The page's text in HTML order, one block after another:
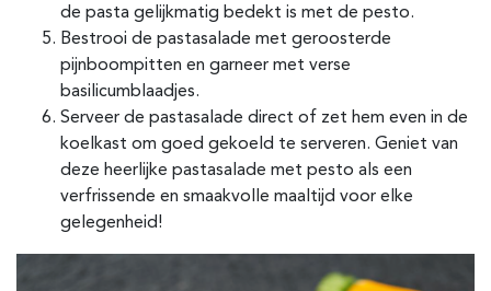
de pasta gelijkmatig bedekt is met de pesto.
Bestrooi de pastasalade met geroosterde
pijnboompitten en garneer met verse
basilicumblaadjes.
Serveer de pastasalade direct of zet hem even in de
koelkast om goed gekoeld te serveren. Geniet van
deze heerlijke pastasalade met pesto als een
verfrissende en smaakvolle maaltijd voor elke
gelegenheid!